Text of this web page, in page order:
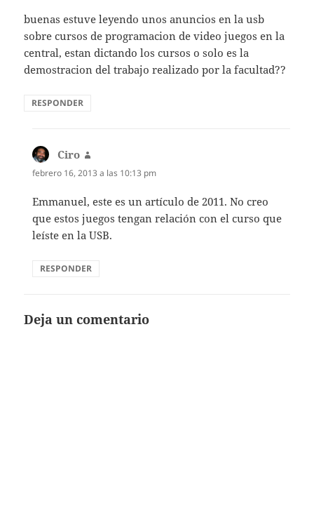
buenas estuve leyendo unos anuncios en la usb
sobre cursos de programacion de video juegos en la
central, estan dictando los cursos o solo es la
demostracion del trabajo realizado por la facultad??
RESPONDER
Ciro
febrero 16, 2013 a las 10:13 pm
Emmanuel, este es un artículo de 2011. No creo
que estos juegos tengan relación con el curso que
leíste en la USB.
RESPONDER
Deja un comentario